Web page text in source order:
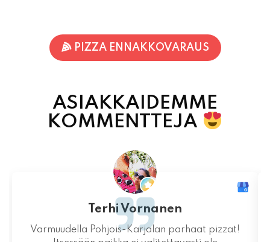
PIZZA ENNAKKOVARAUS
ASIAKKAIDEMME
KOMMENTTEJA
Terhi Vornanen
Varmuudella Pohjois-Karjalan parhaat pizzat!